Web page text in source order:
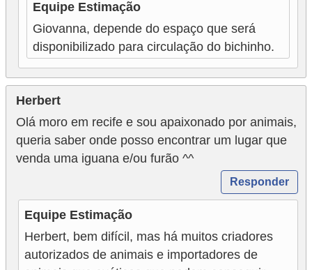
Equipe Estimação
Giovanna, depende do espaço que será
disponibilizado para circulação do bichinho.
Herbert
Olá moro em recife e sou apaixonado por animais,
queria saber onde posso encontrar um lugar que
venda uma iguana e/ou furão ^^
Responder
Equipe Estimação
Herbert, bem difícil, mas há muitos criadores
autorizados de animais e importadores de